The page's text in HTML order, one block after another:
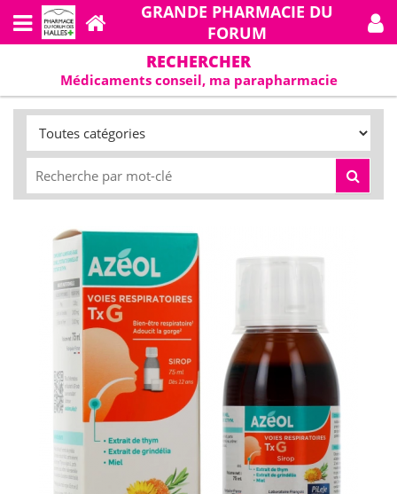
GRANDE PHARMACIE DU
FORUM
RECHERCHER
Médicaments conseil, ma parapharmacie